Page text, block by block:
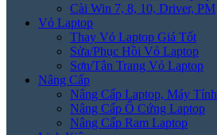
Cài Win 7, 8, 10, Driver, PM
Vỏ Laptop
Thay Vỏ Laptop Giá Tốt
Sửa/Phục Hồi Vỏ Laptop
Sơn/Tân Trang Vỏ Laptop
Nâng Cấp
Nâng Cấp Laptop, Máy Tính
Nâng Cấp Ổ Cứng Laptop
Nâng Cấp Ram Laptop